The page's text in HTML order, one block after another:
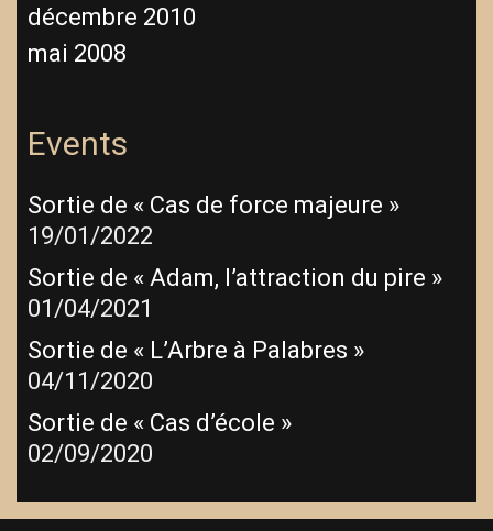
décembre 2010
mai 2008
Events
Sortie de « Cas de force majeure »
19/01/2022
Sortie de « Adam, l’attraction du pire »
01/04/2021
Sortie de « L’Arbre à Palabres »
04/11/2020
Sortie de « Cas d’école »
02/09/2020